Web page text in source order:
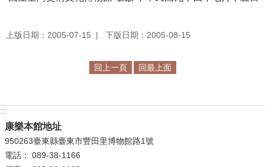
識
們
性
別
平
上版日期：2005-07-15 下版日期：2005-08-15
回上一頁 回最上面
:::
康樂本館地址
950263臺東縣臺東市豐田里博物館路1號
電話： 089-38-1166